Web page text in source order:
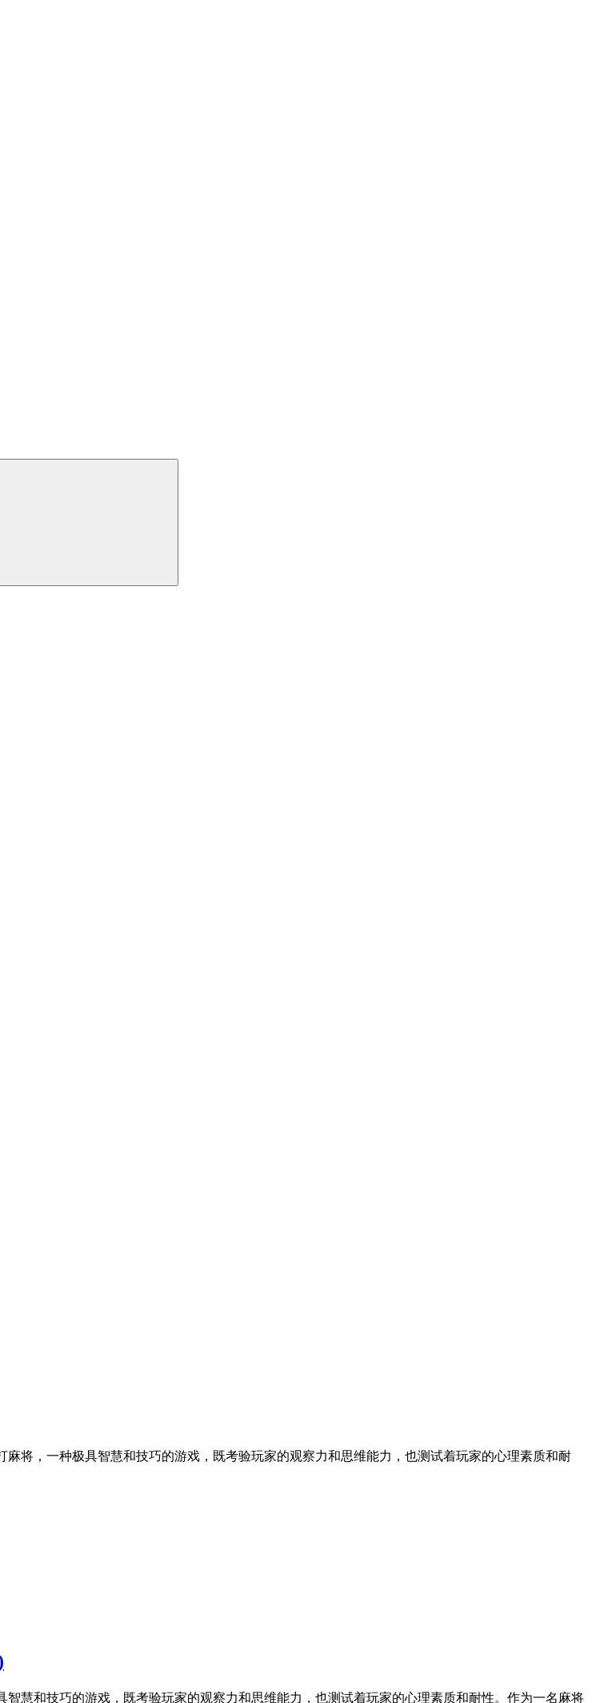
将，一种极具智慧和技巧的游戏，既考验玩家的观察力和思维能力，也测试着玩家的心理素质和耐
慧和技巧的游戏，既考验玩家的观察力和思维能力，也测试着玩家的心理素质和耐性。作为一名麻将